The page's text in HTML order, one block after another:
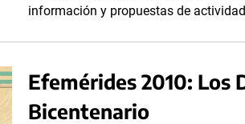
información y propuestas de
Efemérides 2010: Los
Bicentenario